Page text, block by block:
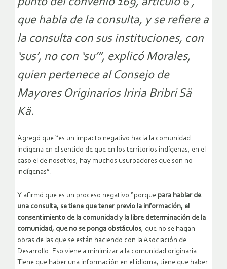
que habla de la consulta, y se refiere a
la consulta con sus instituciones, con
‘sus’, no con ‘su’”, explicó Morales,
quien pertenece al Consejo de
Mayores Originarios Iriria Bribri Sä
Kä.
Agregó que “es un impacto negativo hacia la comunidad
indígena en el sentido de que en los territorios indígenas, en el
caso el de nosotros, hay muchos usurpadores que son no
indígenas”.
Y afirmó que es un proceso negativo “porque para hablar de
una consulta, se tiene que tener previo la información, el
consentimiento de la comunidad y la libre determinación de la
comunidad, que no se ponga obstáculos, que no se hagan
obras de las que se están haciendo con la Asociación de
Desarrollo. Eso viene a minimizar a la comunidad originaria.
Tiene que haber una información en el idioma, tiene que haber